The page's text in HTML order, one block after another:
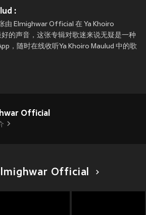
:
由 Elmighwar Official 在 Ya Khoiro
的声音，这张专辑对歌迷来说无疑是一种
，随时在线收听Ya Khoiro Maulud 中的歌
Official
Official